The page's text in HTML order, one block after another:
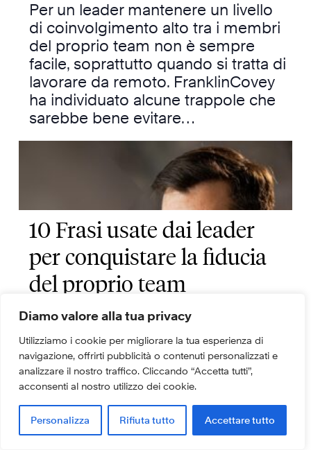
Diamo valore alla tua privacy
Utilizziamo i cookie per migliorare la tua esperienza di
navigazione, offrirti pubblicità o contenuti personalizzati e
analizzare il nostro traffico. Cliccando “Accetta tutti”,
acconsenti al nostro utilizzo dei cookie.
Personalizza Rifiuta tutto Accettare tutto
Per un leader mantenere un livello
di coinvolgimento alto tra i membri
del proprio team non è sempre
facile, soprattutto quando si tratta di
lavorare da remoto. FranklinCovey
ha individuato alcune trappole che
sarebbe bene evitare…
10 Frasi usate dai leader
per conquistare la fiducia
del proprio team
Tag: :BeaBetterLeader|Comunicazione
La costruzione di una cultura
fondata sulla fiducia inizia con un
vocabolario condiviso di frasi
semplici ma potenti, che i leader
usano per ringraziare, mostrare
empatia e fornire sostegno.